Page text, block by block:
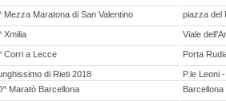
Mezza Maratona di San Valentino piazza del
Xmilia Viale
Corri a Lecce Porta
di Rieti 2018
P.le Leoni
Maratò Barcellona Barcellona